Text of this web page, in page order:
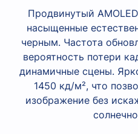
Продвинутый
насыщенные
черным. Частота
вероятность потери
динамичные сцены.
1450 кд/м², что
изображение без